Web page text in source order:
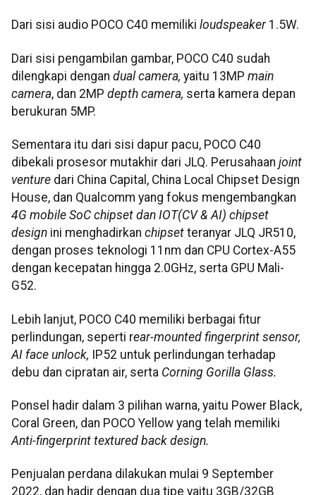
Dari sisi audio POCO C40 memiliki loudspeaker 1.5W.
Dari sisi pengambilan gambar, POCO C40 sudah
dilengkapi dengan dual camera, yaitu 13MP main
camera, dan 2MP depth camera, serta kamera depan
berukuran 5MP.
Sementara itu dari sisi dapur pacu, POCO C40
dibekali prosesor mutakhir dari JLQ. Perusahaan joint
venture dari China Capital, China Local Chipset Design
House, dan Qualcomm yang fokus mengembangkan
4G mobile SoC chipset dan IOT(CV & AI) chipset
design ini menghadirkan chipset teranyar JLQ JR510,
dengan proses teknologi 11nm dan CPU Cortex-A55
dengan kecepatan hingga 2.0GHz, serta GPU Mali-
G52.
Lebih lanjut, POCO C40 memiliki berbagai fitur
perlindungan, seperti rear-mounted fingerprint sensor,
AI face unlock, IP52 untuk perlindungan terhadap
debu dan cipratan air, serta Corning Gorilla Glass.
Ponsel hadir dalam 3 pilihan warna, yaitu Power Black,
Coral Green, dan POCO Yellow yang telah memiliki
Anti-fingerprint textured back design.
Penjualan perdana dilakukan mulai 9 September
2022, dan hadir dengan dua tipe yaitu 3GB/32GB